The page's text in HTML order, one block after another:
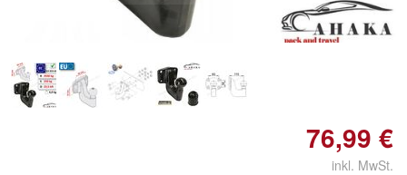
76,99 €
inkl. MwSt.